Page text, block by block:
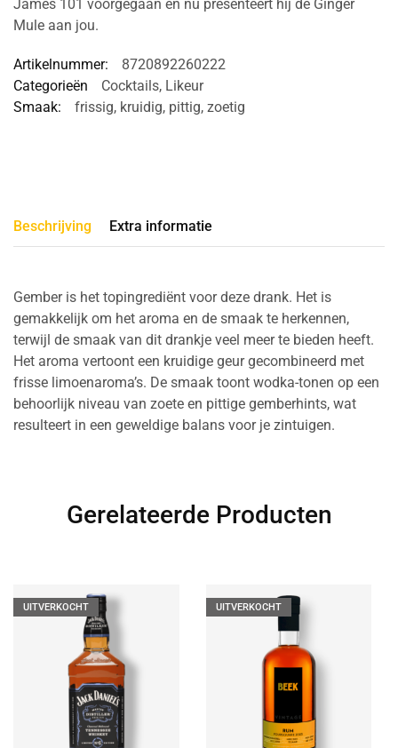
James 101 voorgegaan en nu presenteert hij de Ginger
Mule aan jou.
Artikelnummer:
8720892260222
Categorieën
Cocktails, Likeur
Smaak:
frissig, kruidig, pittig, zoetig
Beschrijving Extra informatie
Gember is het topingrediënt voor deze drank. Het is
gemakkelijk om het aroma en de smaak te herkennen,
terwijl de smaak van dit drankje veel meer te bieden heeft.
Het aroma vertoont een kruidige geur gecombineerd met
frisse limoenaroma’s. De smaak toont wodka-tonen op een
behoorlijk niveau van zoete en pittige gemberhints, wat
resulteert in een geweldige balans voor je zintuigen.
Gerelateerde Producten
UITVERKOCHT UITVERKOCHT